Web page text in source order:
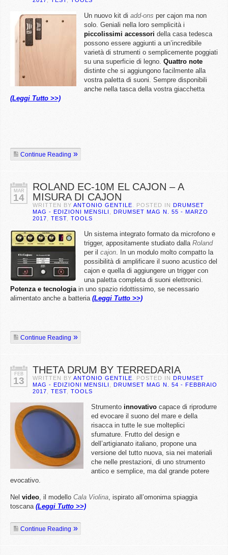
Un nuovo kit di add-ons per cajon ma non
solo. Geniali nella loro semplicità i
piccolissimi accessori della casa tedesca
possono essere aggiunti a un’incredibile
varietà di strumenti o semplicemente poggiati
su una superficie di legno. Quattro note
distinte che si aggiungono facilmente alla
vostra paletta di suoni. Sempre disponibili
anche nella tasca della vostra giacchetta
(Leggi Tutto >>)
Continue Reading
MAR
14
ROLAND EC-10M EL CAJON – A
MISURA DI CAJON
WRITTEN BY ANTONIO GENTILE . POSTED IN DRUMSET
MAG - EDIZIONI MENSILI
DRUMSET MAG N. 55 - MARZO
2017
TEST TOOLS
Un sistema integrato formato da microfono e
trigger, appositamente studiato dalla Roland
per il cajon. In un modulo molto compatto la
possibilità di amplificare il suono acustico del
cajon e quella di aggiungere un trigger con
una paletta completa di suoni elettronici.
Potenza e tecnologiain uno spazio ridottissimo, se necessario
alimentato anche a batteria (Leggi Tutto >>)
Continue Reading
FEB
13
THETA DRUM BY TERREDARIA
WRITTEN BY ANTONIO GENTILE . POSTED IN DRUMSET
MAG - EDIZIONI MENSILI
DRUMSET MAG N. 54 - FEBBRAIO
2017
TEST TOOLS
Strumento innovativo capace di riprodurre
ed evocare il suono del mare e della
risacca in tutte le sue molteplici
sfumature. Frutto del design e
dell’artigianato italiano, propone una
versione del tutto nuova, sia nei materiali
che nelle prestazioni, di uno strumento
antico e semplice, ma dal grande potere
evocativo.
Nel video, il modello Cala Violina, ispirato all’omonima spiaggia
toscana (Leggi Tutto >>)
Continue Reading